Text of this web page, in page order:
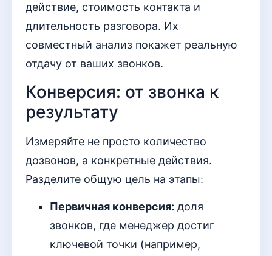
действие, стоимость контакта и
длительность разговора. Их
совместный анализ покажет реальную
отдачу от ваших звонков.
Конверсия: от звонка к
результату
Измеряйте не просто количество
дозвонов, а конкретные действия.
Разделите общую цель на этапы:
Первичная конверсия: доля
звонков, где менеджер достиг
ключевой точки (например,